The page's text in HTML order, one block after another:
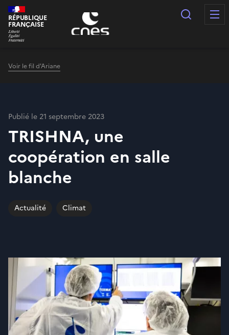
Panneau de gestion des cookies
RÉPUBLIQUE
FRANÇAISE
Voir le fil d'Ariane
Publié le 21 septembre 2023
TRISHNA, une
coopération en salle
blanche
Actualité Climat